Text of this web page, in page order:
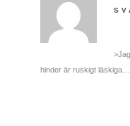
hinder är ruskigt